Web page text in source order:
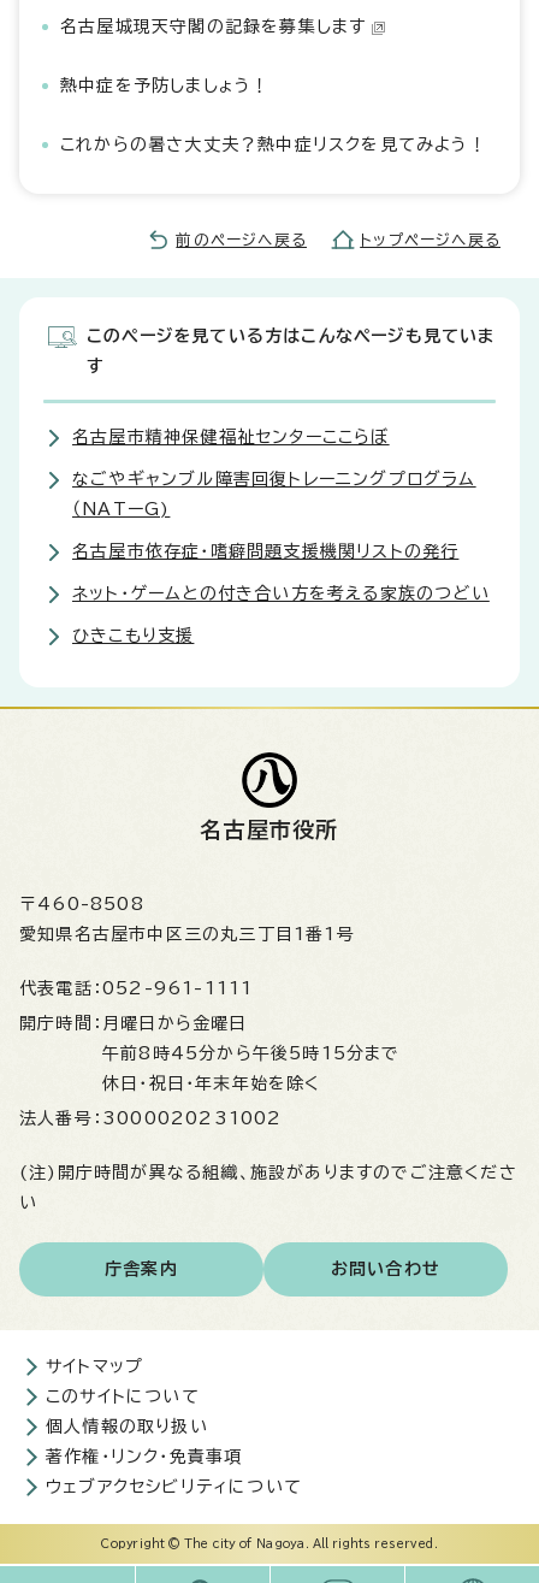
名古屋城現天守閣の記録を募集します
熱中症を予防しましょう！
これからの暑さ大丈夫？熱中症リスクを見てみよう！
前のページへ戻る トップページへ戻る
このページを見ている方はこんなページも見ていま
す
名古屋市精神保健福祉センターここらぼ
なごやギャンブル障害回復トレーニングプログラム
（NATーG)
名古屋市依存症・嗜癖問題支援機関リストの発行
ネット・ゲームとの付き合い方を考える家族のつどい
ひきこもり支援
名古屋市役所
〒460-8508
愛知県名古屋市中区三の丸三丁目1番1号
代表電話： 052-961-1111
開庁時間： 月曜日から金曜日
午前8時45分から午後5時15分まで
休日・祝日・年末年始を除く
法人番号： 3000020231002
(注)開庁時間が異なる組織、施設がありますのでご注意くださ
い
庁舎案内 お問い合わせ
サイトマップ
このサイトについて
個人情報の取り扱い
著作権・リンク・免責事項
ウェブアクセシビリティについて
Copyright © The city of Nagoya. All rights reserved.